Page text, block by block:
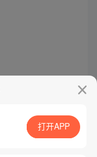
打开APP